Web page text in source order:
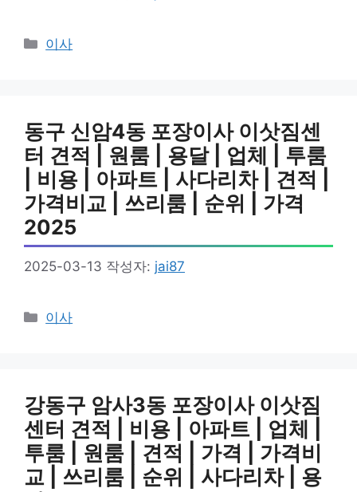
카
이사
동구 신암4동 포장이사 이삿짐센
터 견적 | 원룸 | 용달 | 업체 | 투룸
| 비용 | 아파트 | 사다리차 | 견적 |
가격비교 | 쓰리룸 | 순위 | 가격
2025
2025-03-13 작성자: jai87
카
이사
강동구 암사3동 포장이사 이삿짐
센터 견적 | 비용 | 아파트 | 업체 |
투룸 | 원룸 | 견적 | 가격 | 가격비
교 | 쓰리룸 | 순위 | 사다리차 | 용